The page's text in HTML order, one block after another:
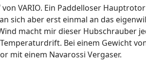
VARIO. Ein Paddelloser
sich aber erst einmal an das
macht mir dieser Hubschrauber
Bei einem Gewicht
mit einem Navarossi Vergaser.